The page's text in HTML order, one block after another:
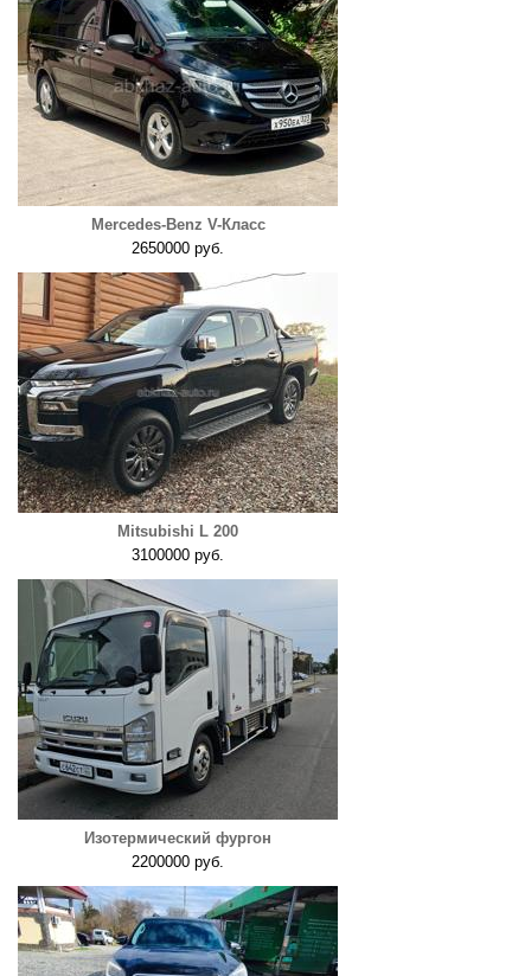
Mercedes-Benz V-Класс
2650000 руб.
Mitsubishi L 200
3100000 руб.
Изотермический фургон
2200000 руб.